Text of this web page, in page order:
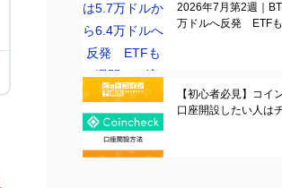
2026年7月第2週｜
万ドルへ反発 ETF
【初心者必見】コイ
口座開設したい人は